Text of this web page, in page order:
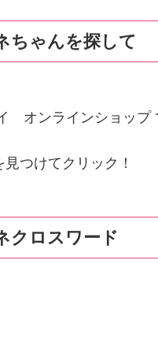
ちゃんを探して
オンラインショップ
つけてクリック！
クロスワード